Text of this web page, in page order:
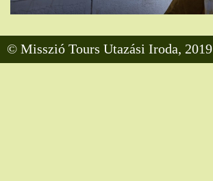
© Misszió Tours Utazási Iroda, 2019